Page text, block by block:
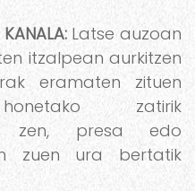
Latse auzoan
itzalpean aurkitzen
eramaten zituen
zatirik
zen, presa edo
zuen ura bertatik